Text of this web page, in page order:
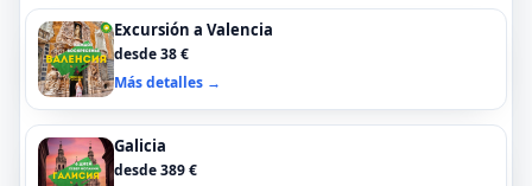
Excursión a Valencia
desde 38 €
Más detalles →
Galicia
desde 389 €